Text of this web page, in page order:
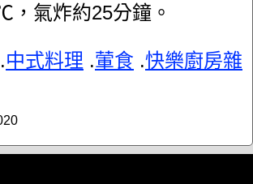
，氣炸約25分鐘。
.中式料理 .葷食 .快樂廚房雜